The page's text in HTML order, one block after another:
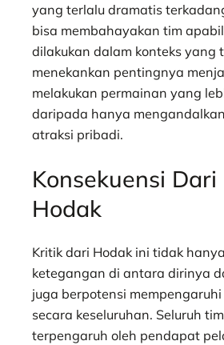
yang terlalu dramatis
bisa membahayakan tim
dilakukan dalam konteks yang
menekankan pentingnya
melakukan permainan yang
daripada hanya
atraksi pribadi.
Konsekuensi
Hodak
​Kritik dari Hodak ini tidak
ketegangan di antara dirinya
juga berpotensi
secara keseluruhan.​ Seluruh
terpengaruh oleh pendapat